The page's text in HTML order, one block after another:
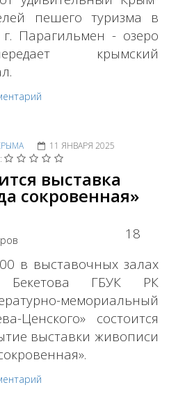
пешего туризма в
г. Парагильмен - озеро
крымский
11 ЯНВАРЯ 2025
выставка
сокровенная»
18
в выставочных залах
Бекетова ГБУК РК
мемориальный
Ценского» состоится
выставки живописи